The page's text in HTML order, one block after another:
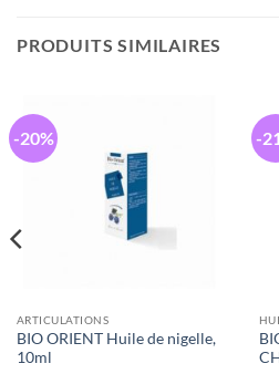
PRODUITS SIMILAIRES
-20%
ARTICULATIONS
BIO ORIENT Huile de nigelle,
10ml
-